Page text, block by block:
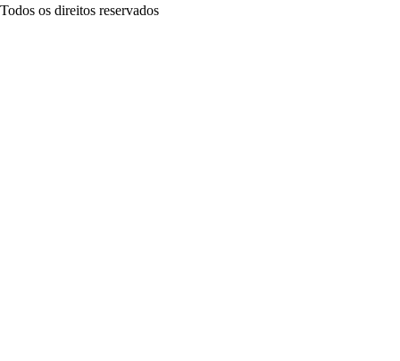
Todos os direitos reservados